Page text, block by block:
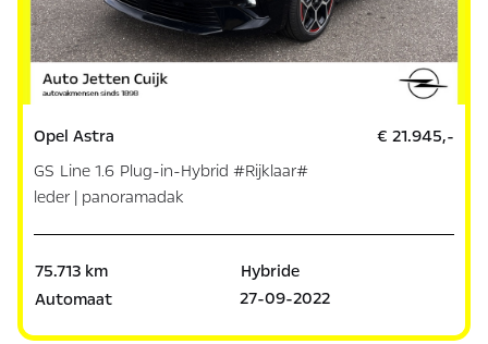
Opel Astra
GS Line 1.6 Plug-in-Hybrid #Rijklaar#
leder | panoramadak
€ 21.945,-
75.713 km
Hybride
Automaat
27-09-2022